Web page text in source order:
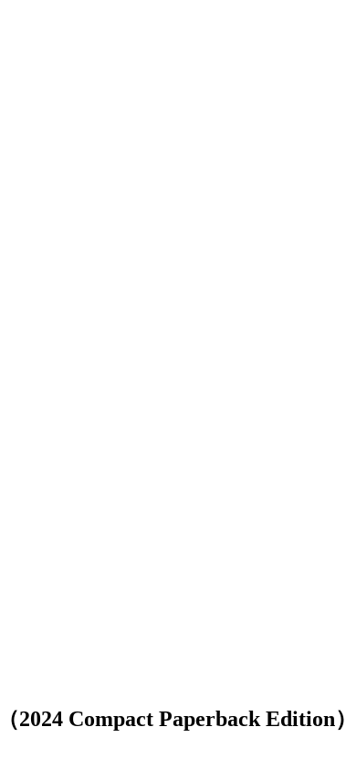
2024 Compact Paperback Edition）